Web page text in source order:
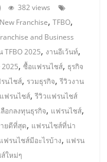
382 views
New Franchise,TFBO,
and Business
TFBO 2025, งานอีเว้นท์,
2025,ซื้อแฟรนไชส์, ธุรกิจ
นไชส์, รวมธุรกิจ,รีวิวงาน
ฟรนไชส์,รีวิวแฟรนไชส์
ลือกลงทุนธุรกิจ, แฟรนไชส์,
ยดีที่สุด, แฟรนไชส์ที่น่า
แฟรนไชส์มีอะไรบ้าง, แฟรน
ใหม่ๆ